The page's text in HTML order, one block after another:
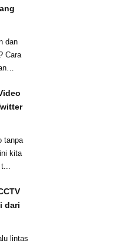
dan
Cara
tanpa
kita
t...
dari
lintas